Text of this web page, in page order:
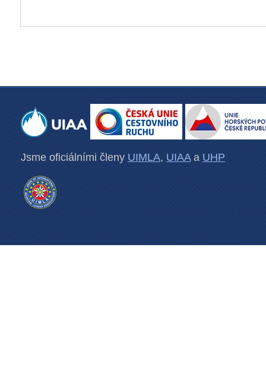
Jsme oficiálními členy UIMLA, UIAAa UHP